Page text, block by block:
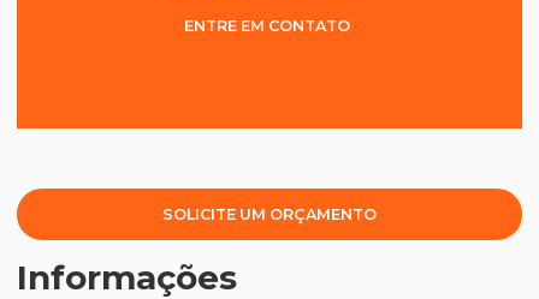
ENTRE EM CONTATO
SOLICITE UM ORÇAMENTO
Informações